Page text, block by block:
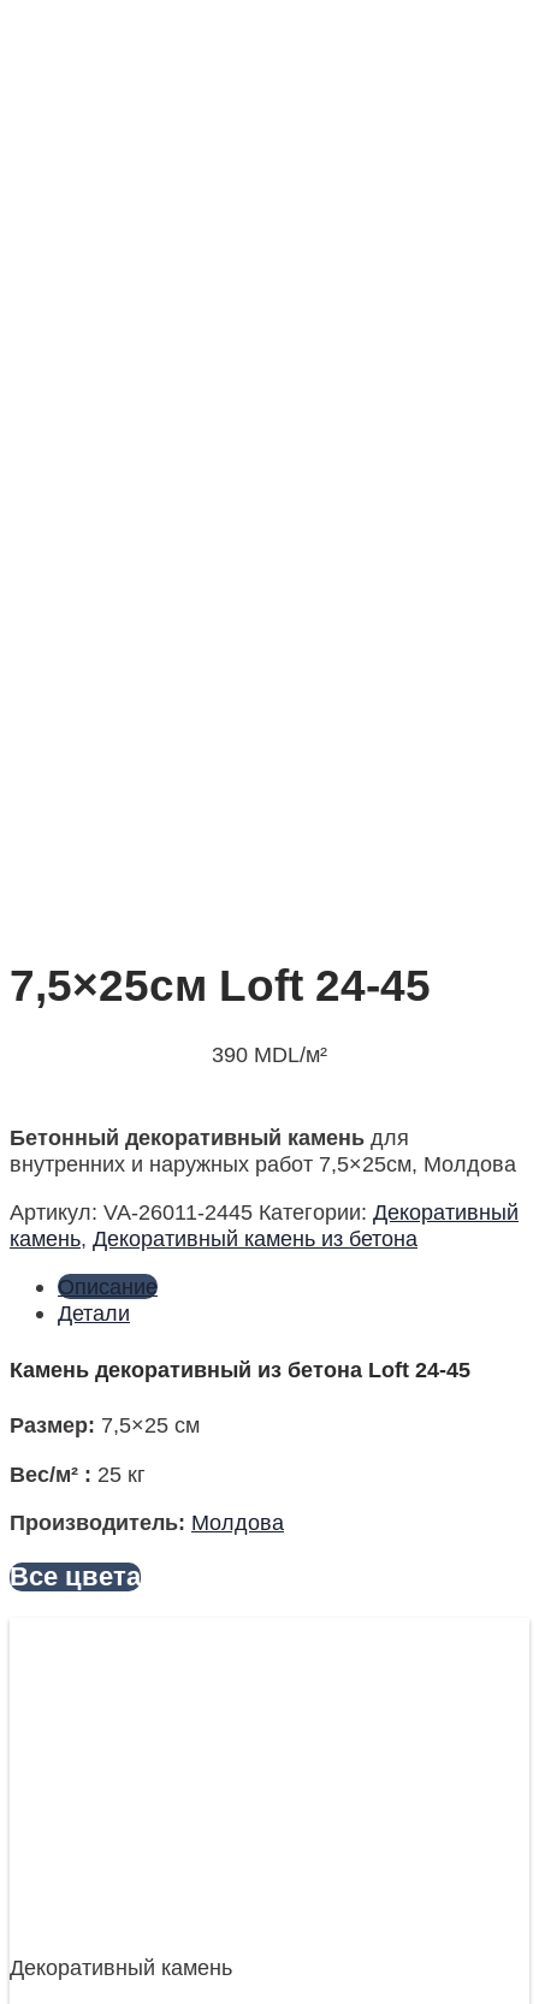
7,5×25см Loft 24-45
390 MDL/м²
Бетонный декоративный камень для
внутренних и наружных работ 7,5×25см, Молдова
Артикул: VA-26011-2445 Категории: Декоративный
камень, Декоративный камень из бетона
Описание
Детали
Камень декоративный из бетона Loft 24-45
Размер: 7,5×25 см
Вес/м² : 25 кг
Производитель: Молдова
Все цвета
Декоративный камень